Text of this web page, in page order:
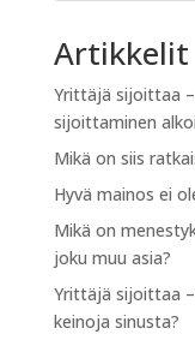
Artikkelit
Yrittäjä sijoittaa
sijoittaminen
Mikä on siis
Hyvä mainos ei
Mikä on
joku muu asia?
Yrittäjä sijoittaa
keinoja sinusta?